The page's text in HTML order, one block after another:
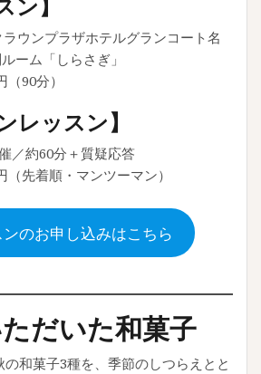
ウンプラザホテルグランコート名
ーム「しらさぎ」
90分）
レッスン】
／約60分＋質疑応答
（先着順・マンツーマン）
のお申し込みはこちら
だいた和菓子
和菓子3種を、季節のしつらえとと